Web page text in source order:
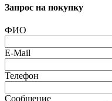
Запрос на покупку
ФИО
E-Mail
Телефон
Сообщение